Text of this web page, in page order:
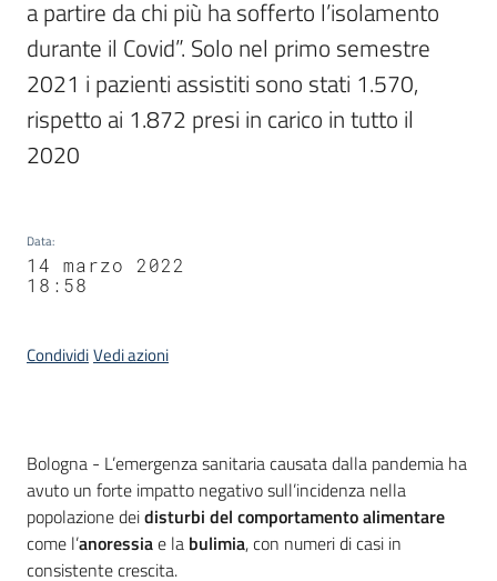
a partire da chi più ha sofferto l’isolamento
durante il Covid”. Solo nel primo semestre
2021 i pazienti assistiti sono stati 1.570,
rispetto ai 1.872 presi in carico in tutto il
2020
Data:
14 marzo 2022
18:58
CondividiVedi azioni
Contenuto
Bologna - L’emergenza sanitaria causata dalla pandemia ha
avuto un forte impatto negativo sull’incidenza nella
popolazione deidisturbi del comportamento alimentare
come l’anoressiae la bulimia, con numeri di casi in
consistente crescita.